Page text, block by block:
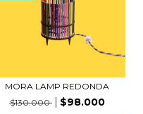
MORA LAMP REDONDA
$130.000
$98.000